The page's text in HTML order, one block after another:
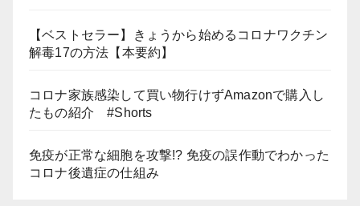
【ベストセラー】きょうから始めるコロナワクチン
解毒17の方法【本要約】
コロナ家族感染して買い物行けずAmazonで購入し
たもの紹介 #Shorts
免疫が正常な細胞を攻撃!? 免疫の誤作動でわかった
コロナ後遺症の仕組み